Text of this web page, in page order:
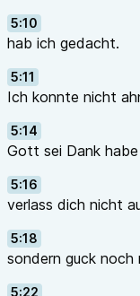
5:10
hab ich gedacht.
5:11
Ich konnte nicht
5:14
Gott sei Dank
5:16
verlass dich nicht
5:18
sondern guck noch
5:22